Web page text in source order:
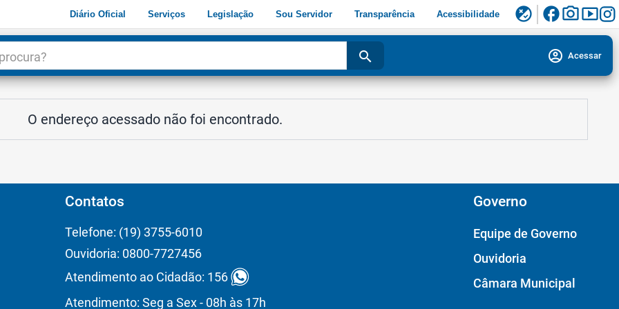
Diário Oficial Serviços Legislação Sou Servidor Transparência Acessibilidade flaky facebookphoto_camerasmart_display
search account_circle Acessar
O endereço acessado não foi encontrado.
Contatos
Telefone: (19) 3755-6010
Ouvidoria: 0800-7727456
Atendimento ao Cidadão: 156
Atendimento: Seg a Sex - 08h às 17h
Governo
Equipe de Governo
Ouvidoria
Câmara Municipal